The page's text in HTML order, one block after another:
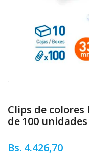
Clips de colores
de 100
Bs. 4.426,70